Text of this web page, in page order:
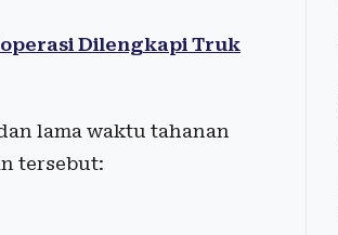
Dilengkapi Truk
lama waktu tahanan
tersebut: